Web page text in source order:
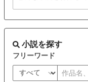
小説を探す
フリーワード